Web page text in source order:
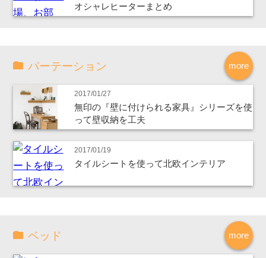
オシャレヒーターまとめ
more
パーテーション
2017/01/27
無印の『壁に付けられる家具』シリーズを使
って壁収納を工夫
2017/01/19
タイルシートを使って北欧インテリア
more
ベッド